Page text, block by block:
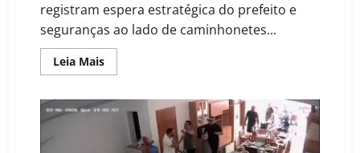
registram espera estratégica do prefeito e
seguranças ao lado de caminhonetes...
Leia MaisRead
more
e
Farsa:
Vídeos
desmentem